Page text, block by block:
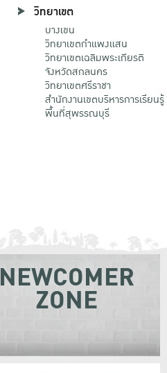
วิทยาเขต
บางเขน
วิทยาเขตกําแพงแสน
วิทยาเขตเฉลิมพระเกียรติ
จังหวัดสกลนคร
วิทยาเขตศรีราชา
สำนักงานเขตบริหารการเรียนรู้
พื้นที่สุพรรณบุรี
NEWCOMER
ZONE